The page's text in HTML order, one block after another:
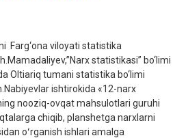
Farg‘ona viloyati statistika
statistikasi” bo‘limi
Oltiariq tumani statistika bo‘limi
ishtirokida «12-narx
nooziq-ovqat mahsulotlari guruhi
chiqib, planshetga narxlarni
oʻrganish ishlari amalga